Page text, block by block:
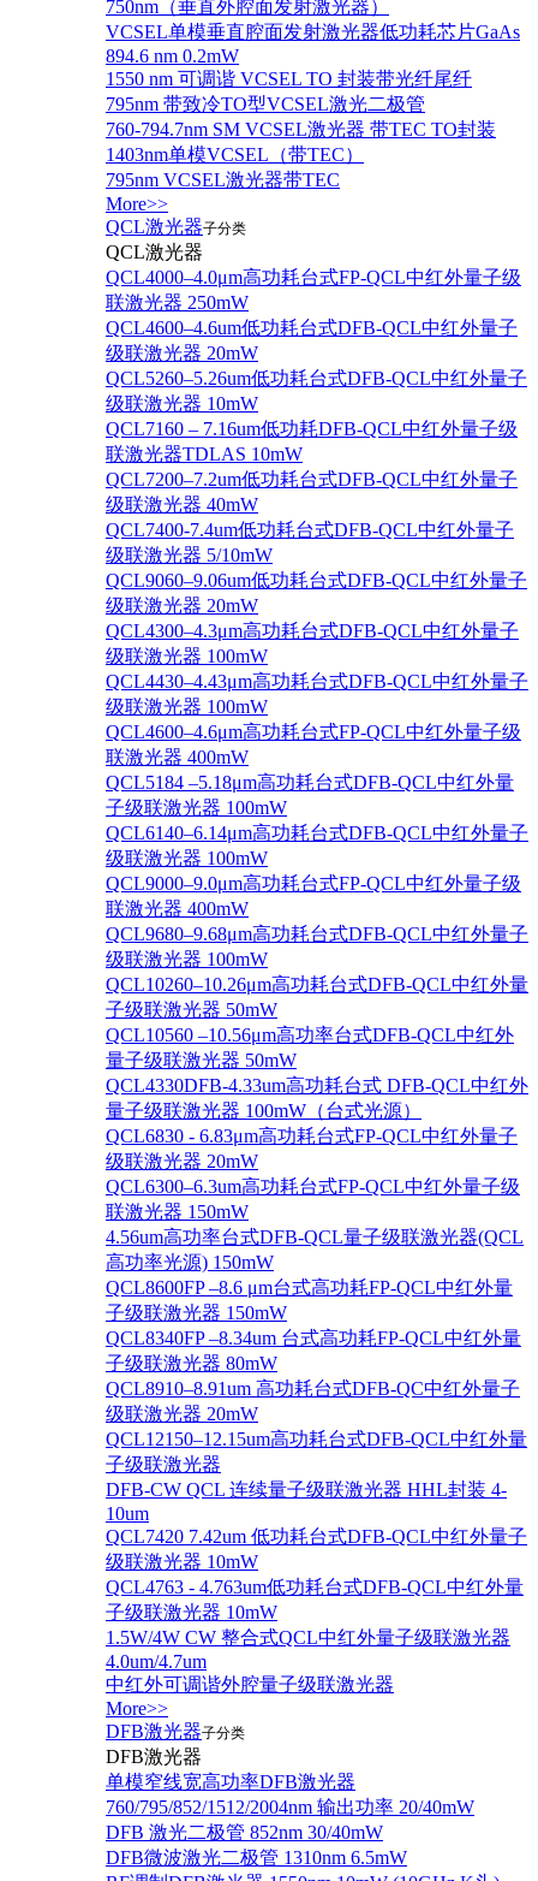
750nm（垂直外腔面发射激光器）
VCSEL单模垂直腔面发射激光器低功耗芯片GaAs
894.6 nm 0.2mW
1550 nm 可调谐 VCSEL TO 封装带光纤尾纤
795nm 带致冷TO型VCSEL激光二极管
760-794.7nm SM VCSEL激光器 带TEC TO封装
1403nm单模VCSEL（带TEC）
795nm VCSEL激光器带TEC
More>>
QCL激光器子分类
QCL激光器
QCL4000–4.0μm高功耗台式FP-QCL中红外量子级
联激光器 250mW
QCL4600–4.6um低功耗台式DFB-QCL中红外量子
级联激光器 20mW
QCL5260–5.26um低功耗台式DFB-QCL中红外量子
级联激光器 10mW
QCL7160 – 7.16um低功耗DFB-QCL中红外量子级
联激光器TDLAS 10mW
QCL7200–7.2um低功耗台式DFB-QCL中红外量子
级联激光器 40mW
QCL7400-7.4um低功耗台式DFB-QCL中红外量子
级联激光器 5/10mW
QCL9060–9.06um低功耗台式DFB-QCL中红外量子
级联激光器 20mW
QCL4300–4.3μm高功耗台式DFB-QCL中红外量子
级联激光器 100mW
QCL4430–4.43μm高功耗台式DFB-QCL中红外量子
级联激光器 100mW
QCL4600–4.6μm高功耗台式FP-QCL中红外量子级
联激光器 400mW
QCL5184 –5.18μm高功耗台式DFB-QCL中红外量
子级联激光器 100mW
QCL6140–6.14μm高功耗台式DFB-QCL中红外量子
级联激光器 100mW
QCL9000–9.0μm高功耗台式FP-QCL中红外量子级
联激光器 400mW
QCL9680–9.68μm高功耗台式DFB-QCL中红外量子
级联激光器 100mW
QCL10260–10.26μm高功耗台式DFB-QCL中红外量
子级联激光器 50mW
QCL10560 –10.56μm高功率台式DFB-QCL中红外
量子级联激光器 50mW
QCL4330DFB-4.33um高功耗台式 DFB-QCL中红外
量子级联激光器 100mW（台式光源）
QCL6830 - 6.83μm高功耗台式FP-QCL中红外量子
级联激光器 20mW
QCL6300–6.3um高功耗台式FP-QCL中红外量子级
联激光器 150mW
4.56um高功率台式DFB-QCL量子级联激光器(QCL
高功率光源) 150mW
QCL8600FP –8.6 μm台式高功耗FP-QCL中红外量
子级联激光器 150mW
QCL8340FP –8.34um 台式高功耗FP-QCL中红外量
子级联激光器 80mW
QCL8910–8.91um 高功耗台式DFB-QC中红外量子
级联激光器 20mW
QCL12150–12.15um高功耗台式DFB-QCL中红外量
子级联激光器
DFB-CW QCL 连续量子级联激光器 HHL封装 4-
10um
QCL7420 7.42um 低功耗台式DFB-QCL中红外量子
级联激光器 10mW
QCL4763 - 4.763um低功耗台式DFB-QCL中红外量
子级联激光器 10mW
1.5W/4W CW 整合式QCL中红外量子级联激光器
4.0um/4.7um
中红外可调谐外腔量子级联激光器
More>>
DFB激光器子分类
DFB激光器
单模窄线宽高功率DFB激光器
760/795/852/1512/2004nm 输出功率 20/40mW
DFB 激光二极管 852nm 30/40mW
DFB微波激光二极管 1310nm 6.5mW